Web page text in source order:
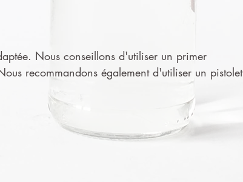
Nous conseillons d'utiliser un primer
recommandons également d'utiliser un pistolet